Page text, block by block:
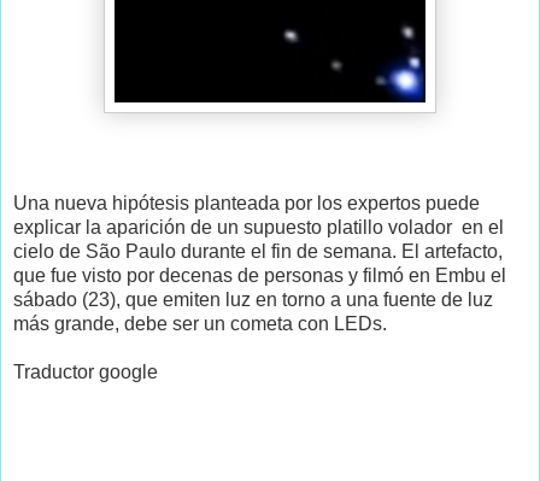
Una nueva hipótesis planteada por los expertos puede
explicar la aparición de un supuesto platillo volador en el
cielo de São Paulo durante el fin de semana. El artefacto,
que fue visto por decenas de personas y filmó en Embu el
sábado (23), que emiten luz en torno a una fuente de luz
más grande, debe ser un cometa con LEDs.
Traductor google